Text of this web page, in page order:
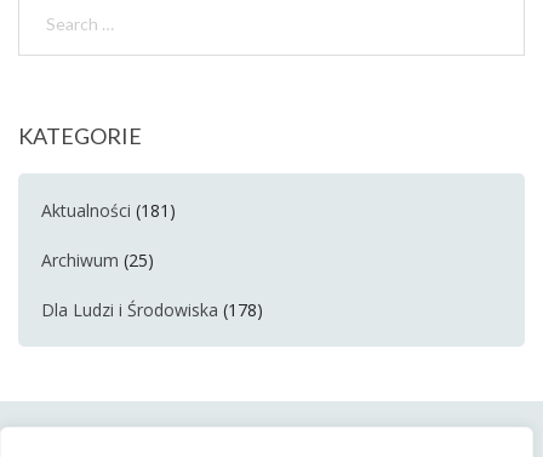
KATEGORIE
Aktualności (181)
Archiwum (25)
Dla Ludzi i Środowiska (178)